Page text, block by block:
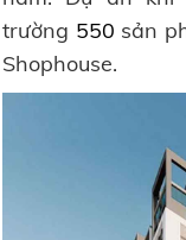
trường 550 sản
Shophouse.